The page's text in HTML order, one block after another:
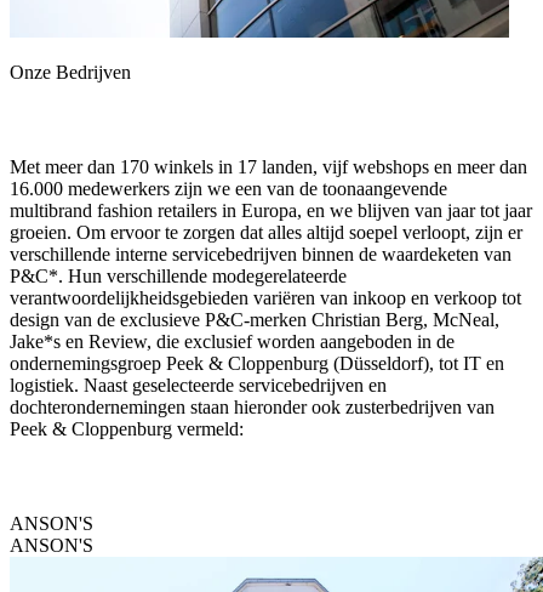
Onze Bedrijven
Met meer dan 170 winkels in 17 landen, vijf webshops en meer dan
16.000 medewerkers zijn we een van de toonaangevende
multibrand fashion retailers in Europa, en we blijven van jaar tot jaar
groeien. Om ervoor te zorgen dat alles altijd soepel verloopt, zijn er
verschillende interne servicebedrijven binnen de waardeketen van
P&C*. Hun verschillende modegerelateerde
verantwoordelijkheidsgebieden variëren van inkoop en verkoop tot
design van de exclusieve P&C-merken Christian Berg, McNeal,
Jake*s en Review, die exclusief worden aangeboden in de
ondernemingsgroep Peek & Cloppenburg (Düsseldorf), tot IT en
logistiek. Naast geselecteerde servicebedrijven en
dochterondernemingen staan hieronder ook zusterbedrijven van
Peek & Cloppenburg vermeld:
ANSON'S
ANSON'S